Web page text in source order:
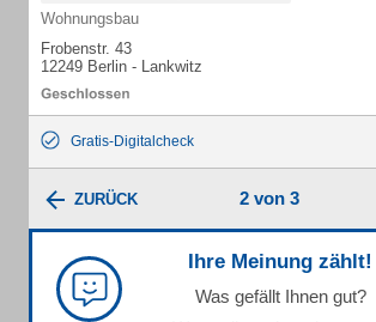
Wohnungsbau
Frobenstr. 43
12249 Berlin - Lankwitz
Gratis-Digitalcheck
ZURÜCK 2 von 3
Ihre Meinung zählt!
Was gefällt Ihnen gut?